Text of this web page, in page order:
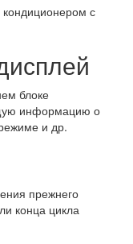
кондиционером с
блоке
информацию о
и др.
прежнего
конца цикла